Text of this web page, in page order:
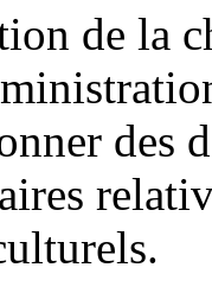
de la
des